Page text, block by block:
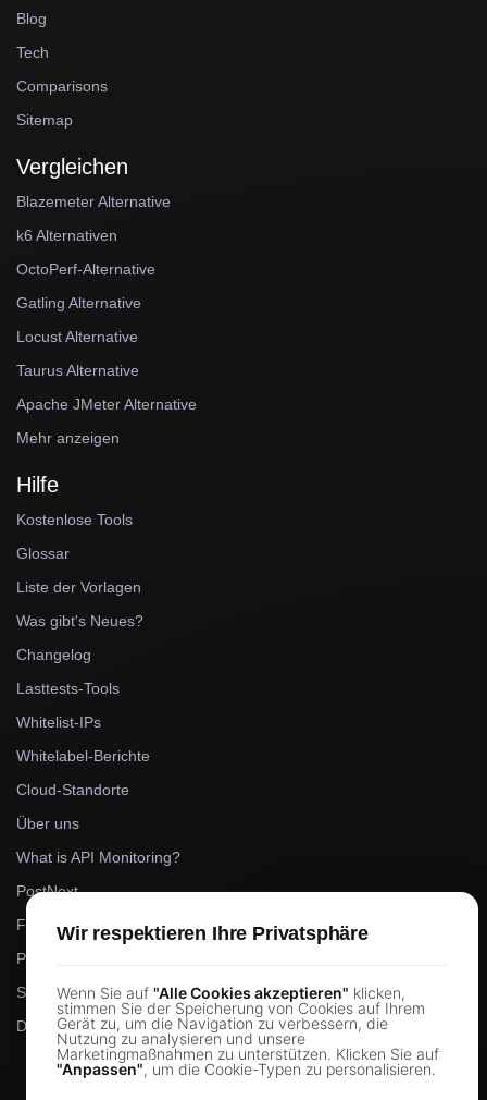
Blog
Tech
Comparisons
Sitemap
Vergleichen
Blazemeter Alternative
k6 Alternativen
OctoPerf-Alternative
Gatling Alternative
Locust Alternative
Taurus Alternative
Apache JMeter Alternative
Mehr anzeigen
Hilfe
Kostenlose Tools
Glossar
Liste der Vorlagen
Was gibt's Neues?
Changelog
Lasttests-Tools
Whitelist-IPs
Whitelabel-Berichte
Cloud-Standorte
Über uns
What is API Monitoring?
PostNext
FocusBox
Pomodoro Timer
Study Timer
DesignerBox
Wir respektieren Ihre Privatsphäre
Wenn Sie auf "Alle Cookies akzeptieren" klicken,
stimmen Sie der Speicherung von Cookies auf Ihrem
Gerät zu, um die Navigation zu verbessern, die
Nutzung zu analysieren und unsere
Marketingmaßnahmen zu unterstützen. Klicken Sie auf
"Anpassen", um die Cookie-Typen zu personalisieren.